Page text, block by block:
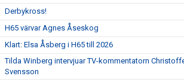
Derbykross!
H65 värvar Agnes Åseskog
Klart: Elsa Åsberg i H65 till 2026
Tilda Winberg intervjuar TV-kommentatorn
Svensson